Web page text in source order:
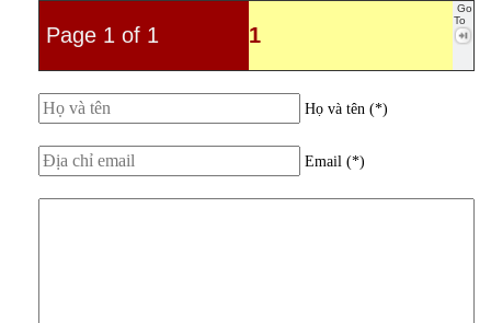
Page 1 of 1 1
Go
To
Họ và tên (*)
Email (*)